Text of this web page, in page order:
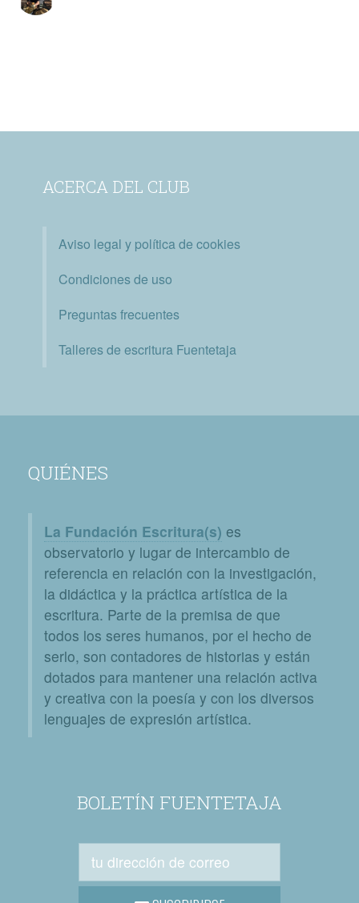
ACERCA DEL CLUB
Aviso legal y política de cookies
Condiciones de uso
Preguntas frecuentes
Talleres de escritura Fuentetaja
QUIÉNES
La Fundación Escritura(s) es
observatorio y lugar de intercambio de
referencia en relación con la investigación,
la didáctica y la práctica artística de la
escritura. Parte de la premisa de que
todos los seres humanos, por el hecho de
serlo, son contadores de historias y están
dotados para mantener una relación activa
y creativa con la poesía y con los diversos
lenguajes de expresión artística.
BOLETÍN FUENTETAJA